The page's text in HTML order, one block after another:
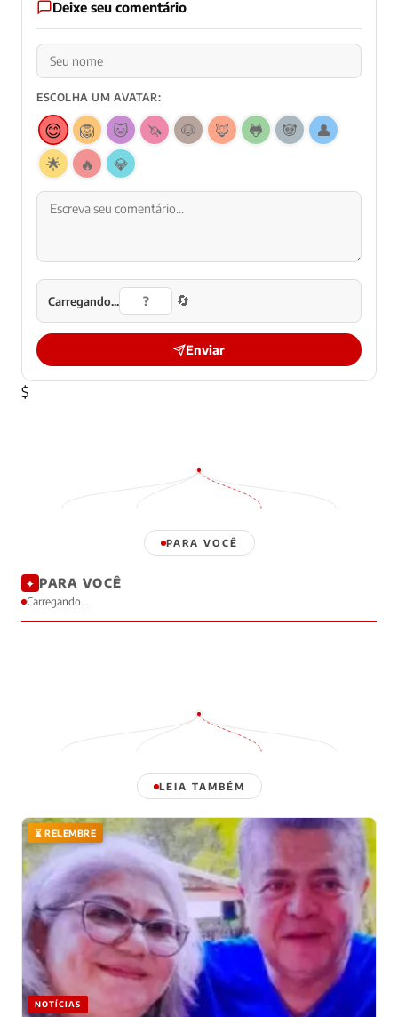
Deixe seu comentário
ESCOLHA UM AVATAR:
😊 🦁 🐱 🦄 🐶 🦊 🐸 🐼
👤
🌟
🔥 💎
Carregando... 🔄
Enviar
$
PARA VOCÊ
✦ PARA VOCÊ
Carregando...
LEIA TAMBÉM
⏳ RELEMBRE
NOTÍCIAS